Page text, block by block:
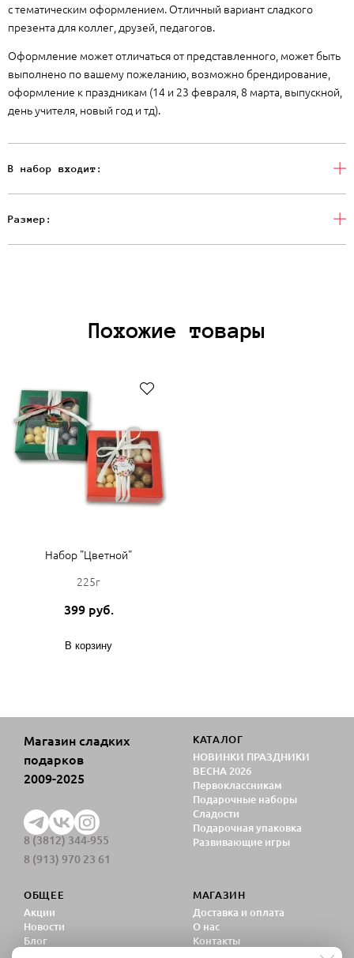
с тематическим оформлением. Отличный вариант сладкого
презента для коллег, друзей, педагогов.
Оформление может отличаться от представленного, может быть
выполнено по вашему пожеланию, возможно брендирование,
оформление к праздникам (14 и 23 февраля, 8 марта, выпускной,
день учителя, новый год и тд).
В набор входит:
Размер:
Похожие товары
Набор "Цветной"
225г
399 руб.
В корзину
Магазин сладких
подарков
2009-2025
8 (3812) 344-955
8 (913) 970 23 61
КАТАЛОГ
НОВИНКИ ПРАЗДНИКИ
ВЕСНА 2026
Первоклассникам
Подарочные наборы
Сладости
Подарочная упаковка
Развивающие игры
ОБЩЕЕ
Акции
Новости
Блог
МАГАЗИН
Доставка и оплата
О нас
Контакты